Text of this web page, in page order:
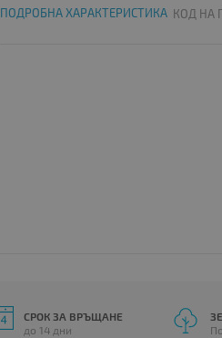
ПОДРОБНА ХАРАКТЕРИСТИКА КОД НА
СРОК ЗА ВРЪЩАНЕ
до 14 дни